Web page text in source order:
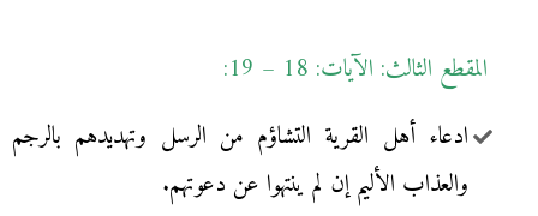
المقطع الثالث: الآيات: 18 – 19:
ادعاء أهل القرية التشاؤم من الرسل وتهديدهم بالرجم
والعذاب الأليم إن لم ينتهوا عن دعوتهم.